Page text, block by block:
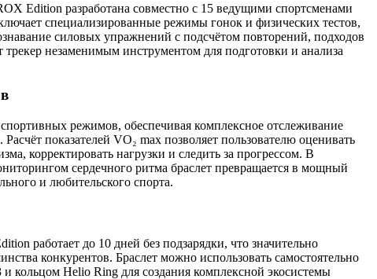
Edition разработана совместно с 15 ведущими спортсменами
специализированные режимы гонок и физических тестов,
силовых упражнений с подсчётом повторений, подходов
трекер незаменимым инструментом для подготовки и анализа
режимов, обеспечивая комплексное отслеживание
показателей VO₂ max позволяет пользователю оценивать
корректировать нагрузки и следить за прогрессом. В
сердечного ритма браслет превращается в мощный
и любительского спорта.
работает до 10 дней без подзарядки, что значительно
конкурентов. Браслет можно использовать самостоятельно
и кольцом Helio Ring для создания комплексной экосистемы